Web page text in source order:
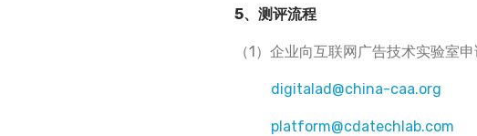
5、测评流程
（1）企业向互联网广告技术实验室
digitalad@china-caa.org
platform@cdatechlab.com